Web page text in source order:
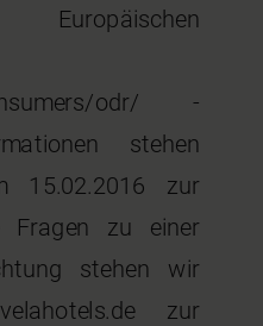
odr/ -
stehen
15.02.2016 zur
Fragen zu einer
stehen wir
zur